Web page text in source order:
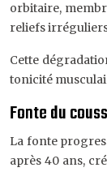
orbitaire,
reliefs
Cette
tonicité
Fonte du
La fonte
après 40 ans,